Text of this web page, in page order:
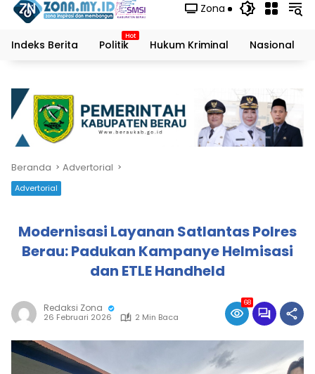
Zona
Indeks Berita Politik Hukum Kriminal Nasional
Beranda Advertorial
Advertorial
Modernisasi Layanan Satlantas Polres
Berau: Padukan Kampanye Helmisasi
dan ETLE Handheld
Redaksi Zona
26 Februari 2026 2 Min Baca
68